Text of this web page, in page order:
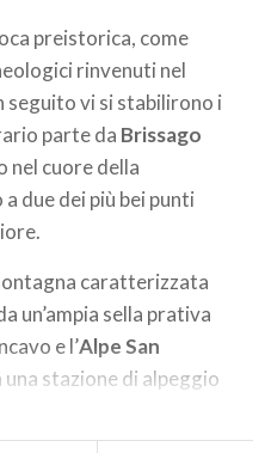
preistorica, come
rinvenuti nel
seguito vi si stabilirono i
parte da Brissago
nel cuore della
due dei più bei punti
caratterizzata
un’ampia sella prativa
e l’Alpe San
una stazione di alpeggio